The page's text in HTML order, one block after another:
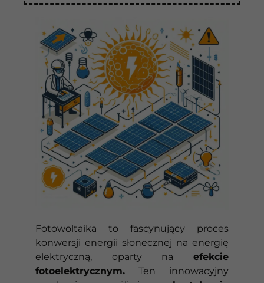
Fotowoltaika to fascynujący proces
konwersji energii słonecznej na energię
elektryczną, oparty na efekcie
fotoelektrycznym. Ten innowacyjny